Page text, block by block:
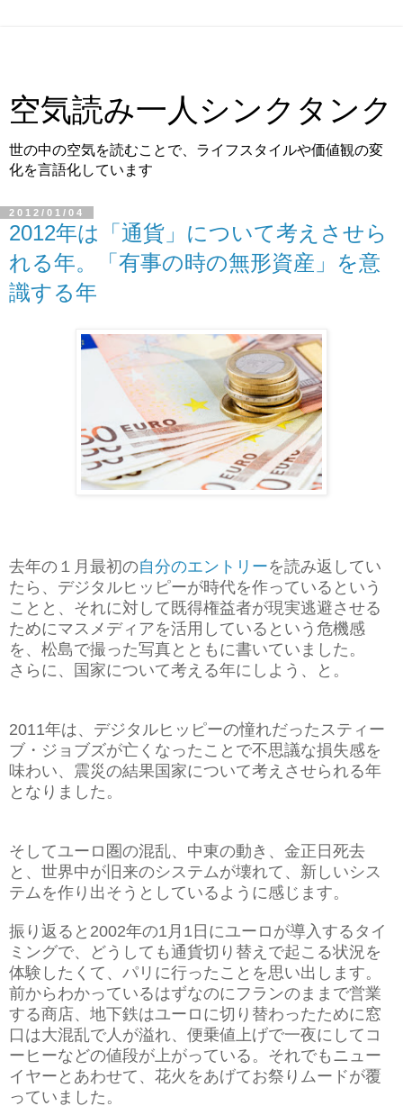
空気読み一人シンクタンク
世の中の空気を読むことで、ライフスタイルや価値観の変
化を言語化しています
2012/01/04
2012年は「通貨」について考えさせら
れる年。「有事の時の無形資産」を意
識する年
去年の１月最初の自分のエントリーを読み返してい
たら、デジタルヒッピーが時代を作っているという
ことと、それに対して既得権益者が現実逃避させる
ためにマスメディアを活用しているという危機感
を、松島で撮った写真とともに書いていました。
さらに、国家について考える年にしよう、と。
2011年は、デジタルヒッピーの憧れだったスティー
ブ・ジョブズが亡くなったことで不思議な損失感を
味わい、震災の結果国家について考えさせられる年
となりました。
そしてユーロ圏の混乱、中東の動き、金正日死去
と、世界中が旧来のシステムが壊れて、新しいシス
テムを作り出そうとしているように感じます。
振り返ると2002年の1月1日にユーロが導入するタイ
ミングで、どうしても通貨切り替えで起こる状況を
体験したくて、パリに行ったことを思い出します。
前からわかっているはずなのにフランのままで営業
する商店、地下鉄はユーロに切り替わったために窓
口は大混乱で人が溢れ、便乗値上げで一夜にしてコ
ーヒーなどの値段が上がっている。それでもニュー
イヤーとあわせて、花火をあげてお祭りムードが覆
っていました。